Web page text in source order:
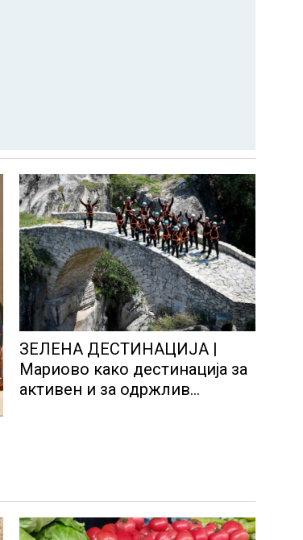
ЗЕЛЕНА ДЕСТИНАЦИЈА |
Мариово како дестинација за
активен и за одржлив